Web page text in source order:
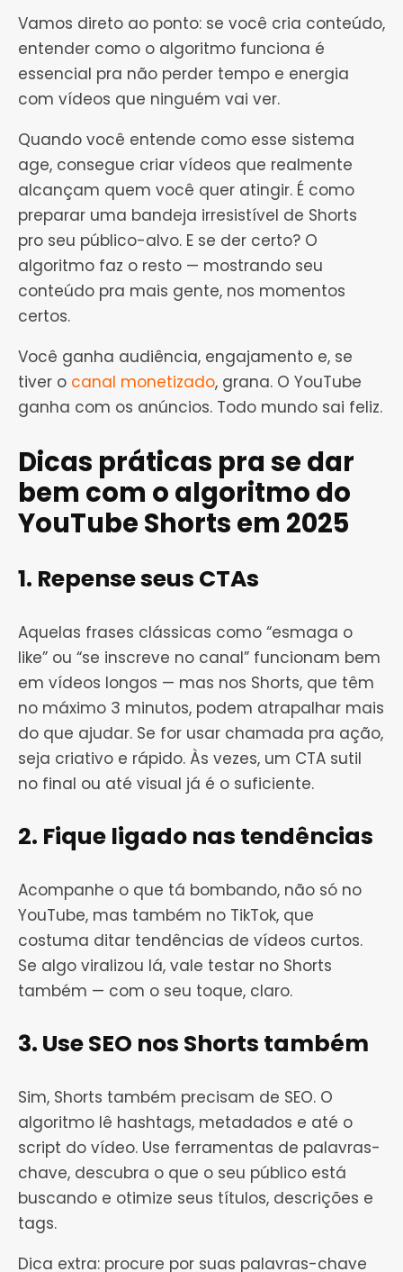
Vamos direto ao ponto: se você cria conteúdo,
entender como o algoritmo funciona é
essencial pra não perder tempo e energia
com vídeos que ninguém vai ver.
Quando você entende como esse sistema
age, consegue criar vídeos que realmente
alcançam quem você quer atingir. É como
preparar uma bandeja irresistível de Shorts
pro seu público-alvo. E se der certo? O
algoritmo faz o resto — mostrando seu
conteúdo pra mais gente, nos momentos
certos.
Você ganha audiência, engajamento e, se
tiver o canal monetizado, grana. O YouTube
ganha com os anúncios. Todo mundo sai feliz.
Dicas práticas pra se dar
bem com o algoritmo do
YouTube Shorts em 2025
1. Repense seus CTAs
Aquelas frases clássicas como “esmaga o
like” ou “se inscreve no canal” funcionam bem
em vídeos longos — mas nos Shorts, que têm
no máximo 3 minutos, podem atrapalhar mais
do que ajudar. Se for usar chamada pra ação,
seja criativo e rápido. Às vezes, um CTA sutil
no final ou até visual já é o suficiente.
2. Fique ligado nas tendências
Acompanhe o que tá bombando, não só no
YouTube, mas também no TikTok, que
costuma ditar tendências de vídeos curtos.
Se algo viralizou lá, vale testar no Shorts
também — com o seu toque, claro.
3. Use SEO nos Shorts também
Sim, Shorts também precisam de SEO. O
algoritmo lê hashtags, metadados e até o
script do vídeo. Use ferramentas de palavras-
chave, descubra o que o seu público está
buscando e otimize seus títulos, descrições e
tags.
Dica extra: procure por suas palavras-chave